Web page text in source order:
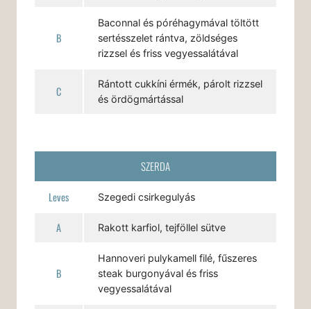
B
Baconnal és póréhagymával töltött
sertésszelet rántva, zöldséges
rizzsel és friss vegyessalátával
C
Rántott cukkíni érmék, párolt rizzsel
és ördögmártással
SZERDA
Leves Szegedi csirkegulyás
A Rakott karfiol, tejföllel sütve
B
Hannoveri pulykamell filé, fűszeres
steak burgonyával és friss
vegyessalátával